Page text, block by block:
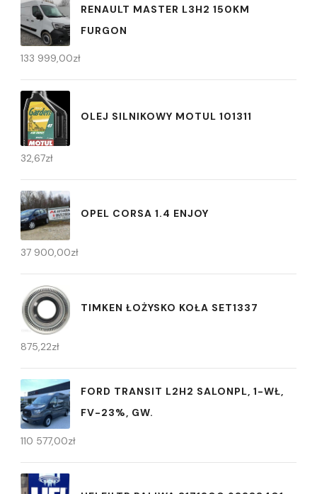
RENAULT MASTER L3H2 150KM
FURGON
133 999,00zł
OLEJ SILNIKOWY MOTUL 101311
32,67zł
OPEL CORSA 1.4 ENJOY
37 900,00zł
TIMKEN ŁOŻYSKO KOŁA SET1337
875,22zł
FORD TRANSIT L2H2 SALONPL, 1-WŁ,
FV-23%, GW.
110 577,00zł